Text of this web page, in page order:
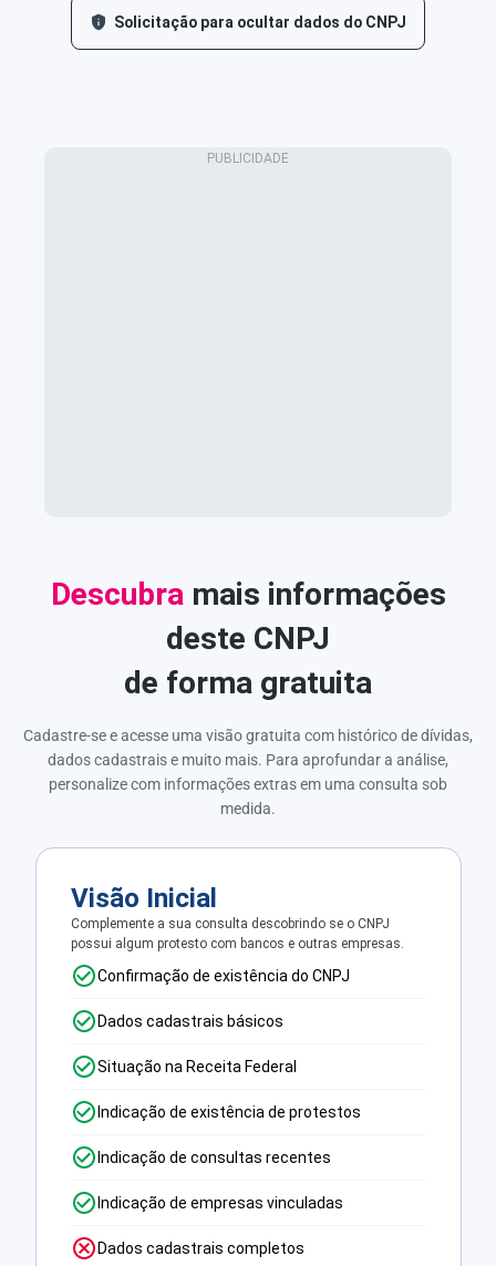
Solicitação para ocultar dados do CNPJ
Descubra mais informações
deste CNPJ
de forma gratuita
Cadastre-se e acesse uma visão gratuita com histórico de dívidas,
dados cadastrais e muito mais. Para aprofundar a análise,
personalize com informações extras em uma consulta sob
medida.
Visão Inicial
Complemente a sua consulta descobrindo se o CNPJ
possui algum protesto com bancos e outras empresas.
Confirmação de existência do CNPJ
Dados cadastrais básicos
Situação na Receita Federal
Indicação de existência de protestos
Indicação de consultas recentes
Indicação de empresas vinculadas
Dados cadastrais completos